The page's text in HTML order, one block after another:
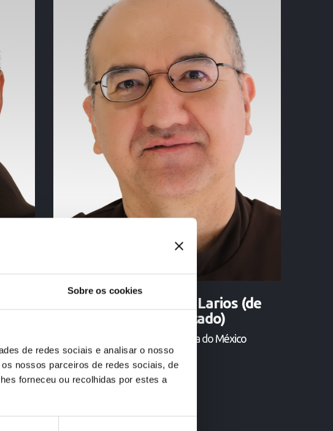
Sobre os cookies
de redes sociais e analisar o nosso
nossos parceiros de redes sociais, de
forneceu ou recolhidas por estes a
P. Martín Martínez Larios (de
Jesus Crucificado)
VI Definidor • Da Província do México